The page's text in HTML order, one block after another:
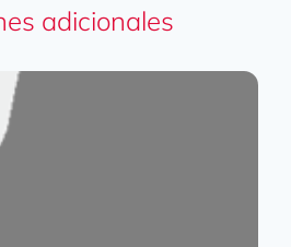
adicionales